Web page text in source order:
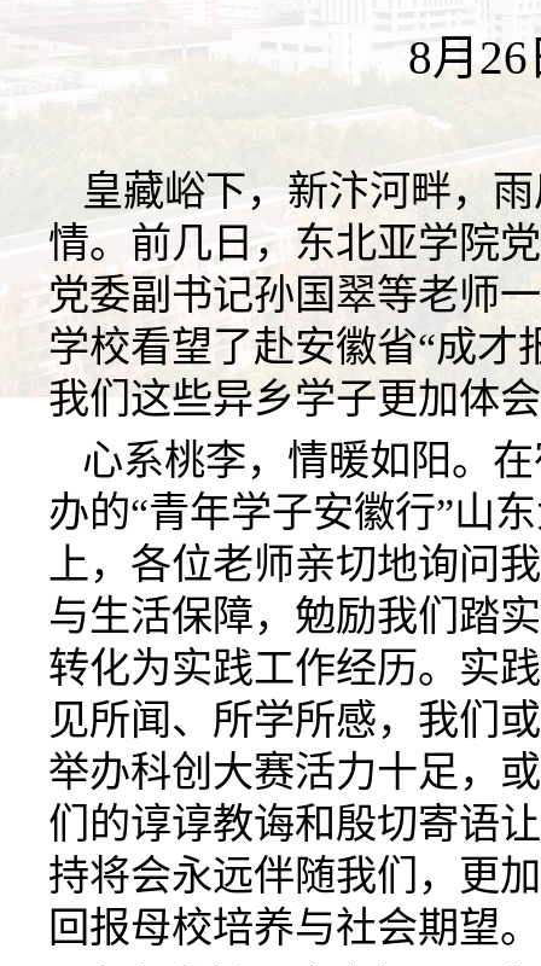
8月
皇藏峪下，新汴河畔，
情。前几日，东北亚学院
党委副书记孙国翠等老师
学校看望了赴安徽省“成才
我们这些异乡学子更加体
心系桃李，情暖如阳。
办的“青年学子安徽行”山
上，各位老师亲切地询问
与生活保障，勉励我们踏
转化为实践工作经历。实
见所闻、所学所感，我们
举办科创大赛活力十足，
们的谆谆教诲和殷切寄语
持将会永远伴随我们，更
回报母校培养与社会期望。